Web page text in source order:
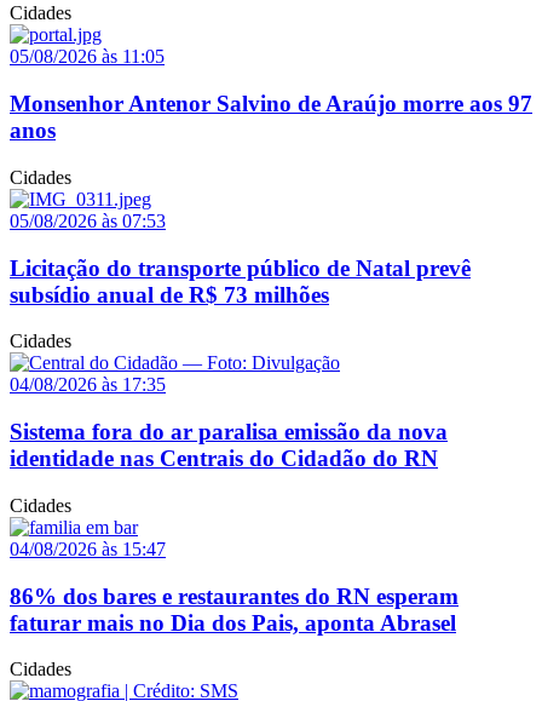
Cidades
05/08/2026 às 11:05
Monsenhor Antenor Salvino de Araújo morre aos 97
anos
Cidades
05/08/2026 às 07:53
Licitação do transporte público de Natal prevê
subsídio anual de R$ 73 milhões
Cidades
04/08/2026 às 17:35
Sistema fora do ar paralisa emissão da nova
identidade nas Centrais do Cidadão do RN
Cidades
04/08/2026 às 15:47
86% dos bares e restaurantes do RN esperam
faturar mais no Dia dos Pais, aponta Abrasel
Cidades